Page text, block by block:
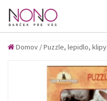
Domov /Puzzle, lepidlo, klipy